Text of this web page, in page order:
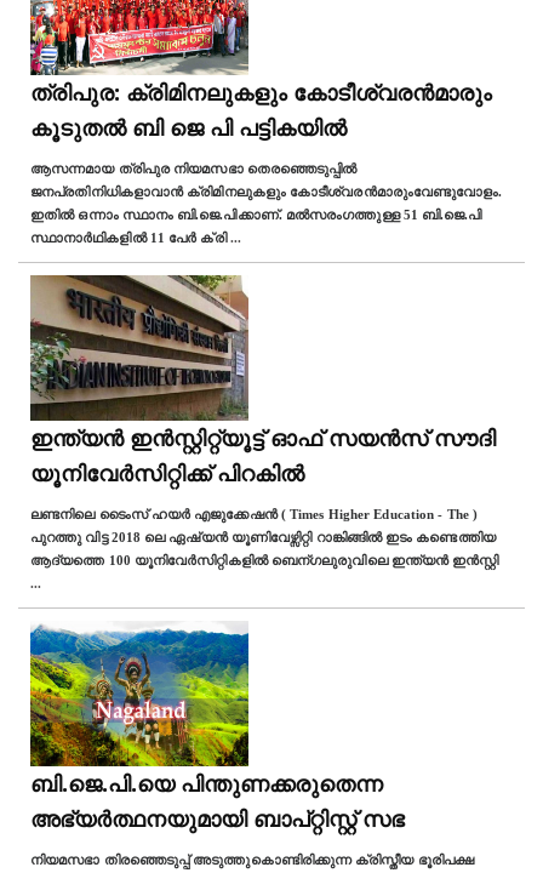
ത്രിപുര: ക്രിമിനലുകളും കോടീശ്വരന്‍മാരും
കൂടുതല്‍ ബി ജെ പി പട്ടികയില്‍
ആസന്നമായ ത്രിപുര നിയമസഭാ തെരഞ്ഞെടുപ്പില്‍
ജനപ്രതിനിധികളാവാന്‍ ക്രിമിനലുകളും കോടീശ്വരന്‍മാരുംവേണ്ടുവോളം.
ഇതില്‍ ഒന്നാം സ്ഥാനം ബി.ജെ.പിക്കാണ്. മല്‍സരംഗത്തുള്ള 51 ബി.ജെ.പി
സ്ഥാനാര്‍ഥികളില്‍ 11 പേര്‍ ക്രി...
ഇന്ത്യൻ ഇൻസ്റ്റിറ്റ്യൂട്ട് ഓഫ് സയൻസ് സൗദി
യൂനിവേര്‍സിറ്റിക്ക് പിറകില്‍
ലണ്ടനിലെ ടൈംസ് ഹയർ എജുക്കേഷൻ ( Times Higher Education - The )
പുറത്തു വിട്ട 2018 ലെ ഏഷ്യൻ യൂണിവേഴ്സിറ്റി റാങ്കിങ്ങിൽ ഇടം കണ്ടെത്തിയ
ആദ്യത്തെ 100 യൂനിവേര്‍സിറ്റികളില്‍ ബെന്ഗലുരുവിലെ ഇന്ത്യൻ ഇൻസ്റ്റി
...
ബി.ജെ.പി.യെ പിന്തുണക്കരുതെന്ന
അഭ്യര്‍ത്ഥനയുമായി ബാപ്റ്റിസ്റ്റ് സഭ
നിയമസഭാ തിരഞ്ഞെടുപ്പ് അടുത്തുകൊണ്ടിരിക്കുന്ന ക്രിസ്തീയ ഭൂരിപക്ഷ